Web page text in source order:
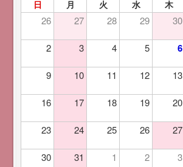
日 月 火 水 木
26 27 28 29 30
2 3 4 5 6
9 10 11 12 13
16 17 18 19 20
23 24 25 26 27
30 31 1 2 3